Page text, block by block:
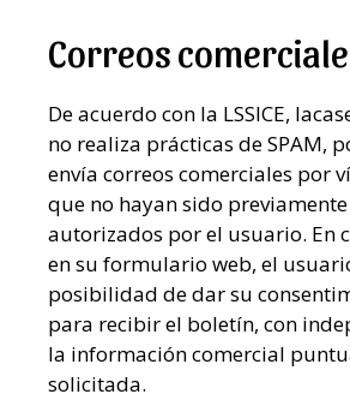
Correos
De acuerdo con la LSSICE,
no realiza prácticas de SPAM,
envía correos comerciales por
que no hayan sido
autorizados por el usuario. En
en su formulario web, el
posibilidad de dar su
para recibir el boletín, con
la información comercial
solicitada.